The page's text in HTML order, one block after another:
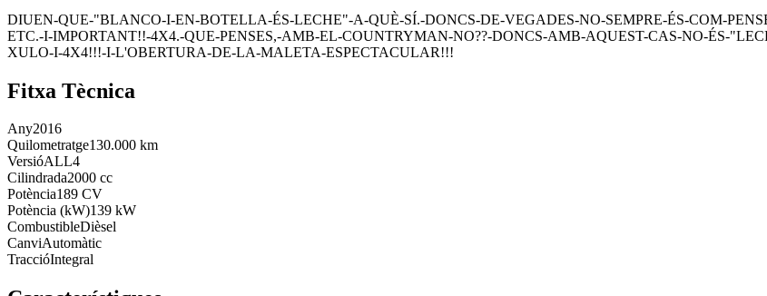
DIUEN-QUE-"BLANCO-I-EN-BOTELLA-ÉS-LECHE"-A-QUÈ-SÍ.-DONCS-DE-VEGADES-NO-SEMPRE-ÉS-COM-
ETC.-I-IMPORTANT!!-4X4.-QUE-PENSES,-AMB-EL-COUNTRYMAN-NO??-DONCS-AMB-AQUEST-CAS-NO-ÉS-
XULO-I-4X4!!!-I-L'OBERTURA-DE-LA-MALETA-ESPECTACULAR!!!
Fitxa Tècnica
Any2016
Quilometratge130.000 km
VersióALL4
Cilindrada2000 cc
Potència189 CV
Potència (kW)139 kW
CombustibleDièsel
CanviAutomàtic
TraccióIntegral